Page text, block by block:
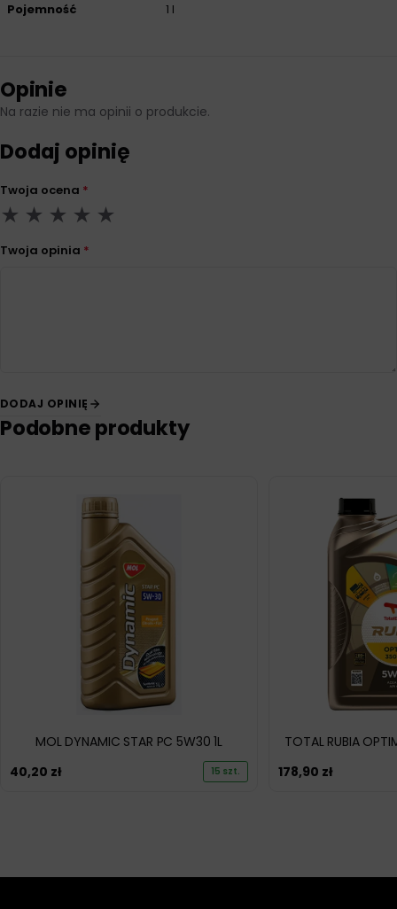
Pojemność 1 l
Opinie
Na razie nie ma opinii o produkcie.
Dodaj opinię
Twoja ocena *
Twoja opinia *
DODAJ OPINIĘ
Podobne produkty
MOL DYNAMIC STAR PC 5W30 1L
40,20 zł 15 szt.
TOTAL RUBIA
178,90 zł